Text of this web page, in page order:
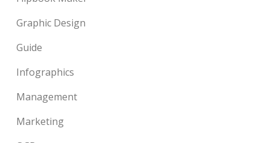
Graphic Design
Guide
Infographics
Management
Marketing